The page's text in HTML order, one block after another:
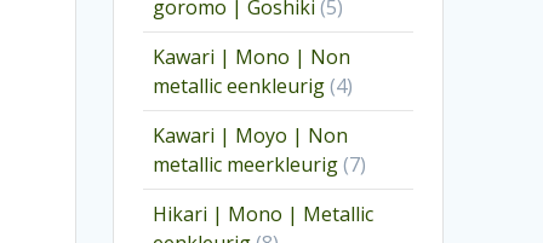
goromo | Goshiki 55
producten
Kawari | Mono | Non
metallic eenkleurig 44
producten
Kawari | Moyo | Non
metallic meerkleurig 77
producten
Hikari | Mono | Metallic